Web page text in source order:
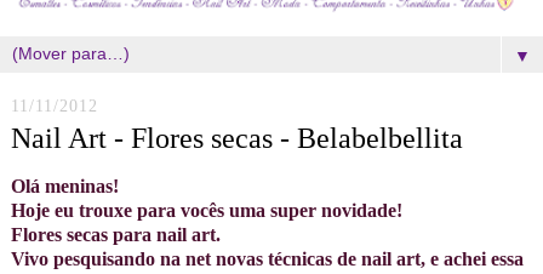
▼
11/11/2012
Nail Art - Flores secas - Belabelbellita
Olá meninas!
Hoje eu trouxe para vocês uma super novidade!
Flores secas para nail art.
Vivo pesquisando na net novas técnicas de nail art, e achei essa